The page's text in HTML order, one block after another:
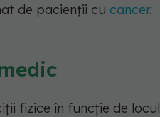
de pacienții cu cancer.
fizice în funcție de locul